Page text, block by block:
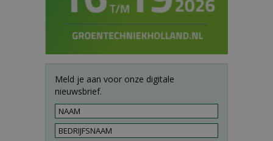
Meld je aan voor onze digitale
nieuwsbrief.